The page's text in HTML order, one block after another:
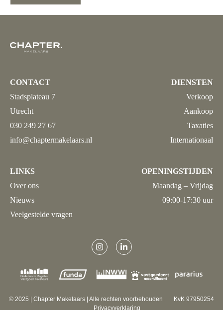
CONTACT
Stadsplateau 7
Utrecht
030 249 27 67
info@chaptermakelaars.nl
DIENSTEN
Verkoop
Aankoop
Taxaties
Internationaal
LINKS
Over ons
Nieuws
Veelgestelde vragen
OPENINGSTIJDEN
Maandag – Vrijdag
09:00-17:30 uur
© 2025 | Chapter Makelaars | Alle rechten voorbehouden
KvK 97950254
Privacyverklaring